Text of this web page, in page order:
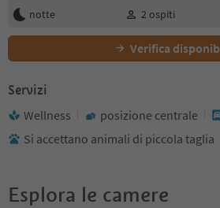
notte
2 ospiti
Verifica
Servizi
Wellness posizione centrale
Si accettano animali di piccola taglia
Esplora le camere